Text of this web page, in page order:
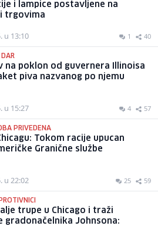
i lampice postavljene na
trgovima
u 13:10 1 40
na poklon od guvernera Illinoisa
piva nazvanog po njemu
u 15:27 4 57
PRIVEDENA
Tokom racije upucan
Granične službe
u 22:02 25 59
trupe u Chicago i traži
gradonačelnika Johnsona: